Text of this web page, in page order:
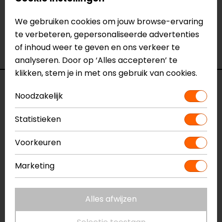
het product bekijken & passen en staan onze
verkoopmedewerkers voor je klaar met advies.
Bekijk ook onze anderesysteemhelmen.
Naam
Merk
Kleur
Zwart-Zilver-Blauw
Certificering
Communicatie
Universeel voorbereid
Kinbandsluiting
Ratelsluiting
Thermoplastic
We gebruiken cookies om jouw browse-ervaring
te verbeteren, gepersonaliseerde advertenties
of inhoud weer te geven en ons verkeer te
analyseren. Door op ‘Alles accepteren’ te
klikken, stem je in met ons gebruik van cookies.
Noodzakelijk
Statistieken
Voorkeuren
Marketing
Alles afwijzen